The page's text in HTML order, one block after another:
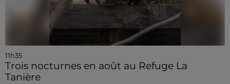
11h35
Trois nocturnes en août au Refuge La
Tanière